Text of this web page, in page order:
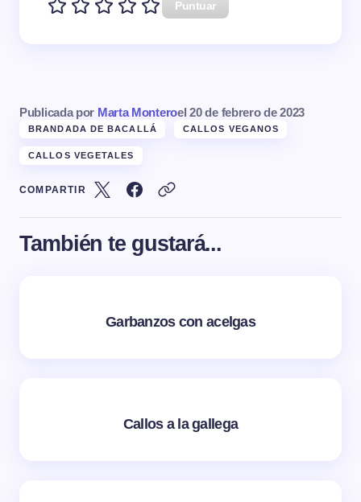
Puntuar
Publicada por Marta Monteroel 20 de febrero de 2023
BRANDADA DE BACALLÁ CALLOS VEGANOS
CALLOS VEGETALES
COMPARTIR
También te gustará...
Garbanzos con acelgas
Callos a la gallega